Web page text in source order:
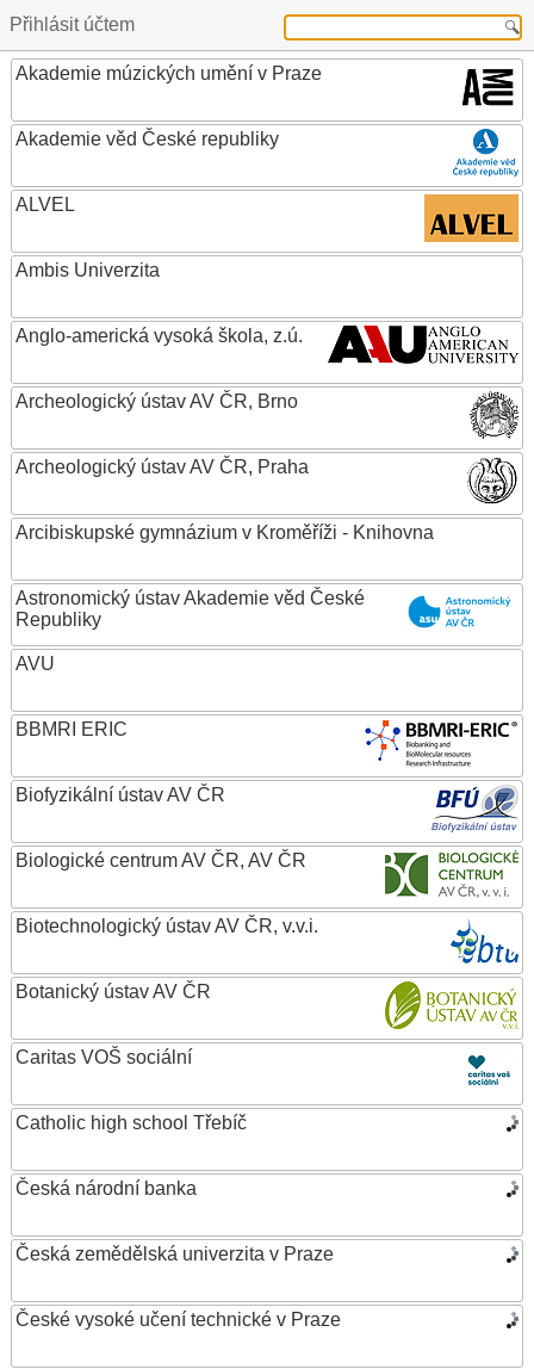
Přihlásit účtem
Akademie múzických umění v Praze
Akademie věd České republiky
ALVEL
Ambis Univerzita
Anglo-americká vysoká škola, z.ú.
Archeologický ústav AV ČR, Brno
Archeologický ústav AV ČR, Praha
Arcibiskupské gymnázium v Kroměříži - Knihovna
Astronomický ústav Akademie věd České
Republiky
AVU
BBMRI ERIC
Biofyzikální ústav AV ČR
Biologické centrum AV ČR, AV ČR
Biotechnologický ústav AV ČR, v.v.i.
Botanický ústav AV ČR
Caritas VOŠ sociální
Catholic high school Třebíč
Česká národní banka
Česká zemědělská univerzita v Praze
České vysoké učení technické v Praze